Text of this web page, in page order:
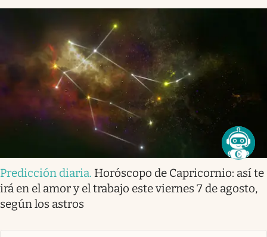
Predicción diaria. Horóscopo de Capricornio: así te
irá en el amor y el trabajo este viernes 7 de agosto,
según los astros